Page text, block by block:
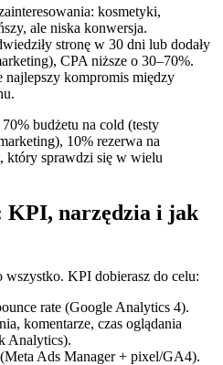
kosmetyki,
ale niska konwersja.
stronę w 30 dni lub dodały
CPA niższe o 30–70%.
kompromis między
budżetu na cold (testy
10% rezerwa na
który sprawdzi się w wielu
KPI, narzędzia i jak
KPI dobierasz do celu:
rate (Google Analytics 4).
komentarze, czas oglądania
Analytics).
Ads Manager + pixel/GA4).